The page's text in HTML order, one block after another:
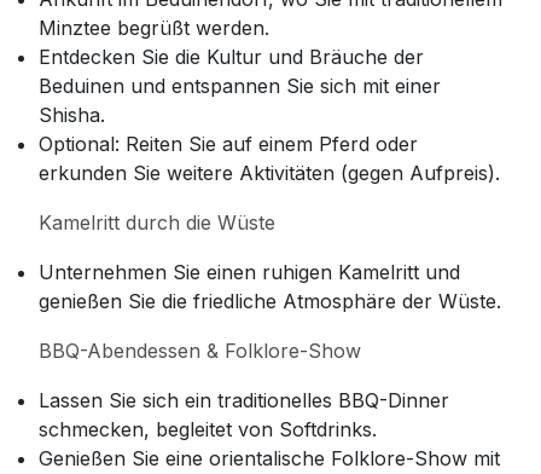
Minztee begrüßt werden.
Entdecken Sie die Kultur und Bräuche der
Beduinen und entspannen Sie sich mit einer
Shisha.
Optional: Reiten Sie auf einem Pferd oder
erkunden Sie weitere Aktivitäten (gegen Aufpreis).
Kamelritt durch die Wüste
Unternehmen Sie einen ruhigen Kamelritt und
genießen Sie die friedliche Atmosphäre der Wüste.
BBQ-Abendessen & Folklore-Show
Lassen Sie sich ein traditionelles BBQ-Dinner
schmecken, begleitet von Softdrinks.
Genießen Sie eine orientalische Folklore-Show mit